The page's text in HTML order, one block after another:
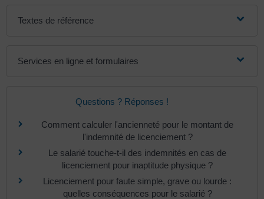
Textes de référence
Services en ligne et formulaires
Questions ? Réponses !
Comment calculer l'ancienneté pour le montant de
l'indemnité de licenciement ?
Le salarié touche-t-il des indemnités en cas de
licenciement pour inaptitude physique ?
Licenciement pour faute simple, grave ou lourde :
quelles conséquences pour le salarié ?